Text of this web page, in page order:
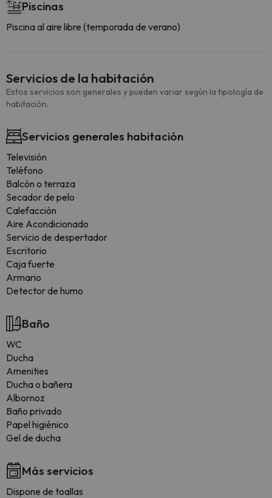
Piscinas
Piscina al aire libre (temporada de verano)
Servicios de la habitación
Estos servicios son generales y pueden variar según la tipología de
habitación.
Servicios generales habitación
Televisión
Teléfono
Balcón o terraza
Secador de pelo
Calefacción
Aire Acondicionado
Servicio de despertador
Escritorio
Caja fuerte
Armario
Detector de humo
Baño
WC
Ducha
Amenities
Ducha o bañera
Albornoz
Baño privado
Papel higiénico
Gel de ducha
Más servicios
Dispone de toallas